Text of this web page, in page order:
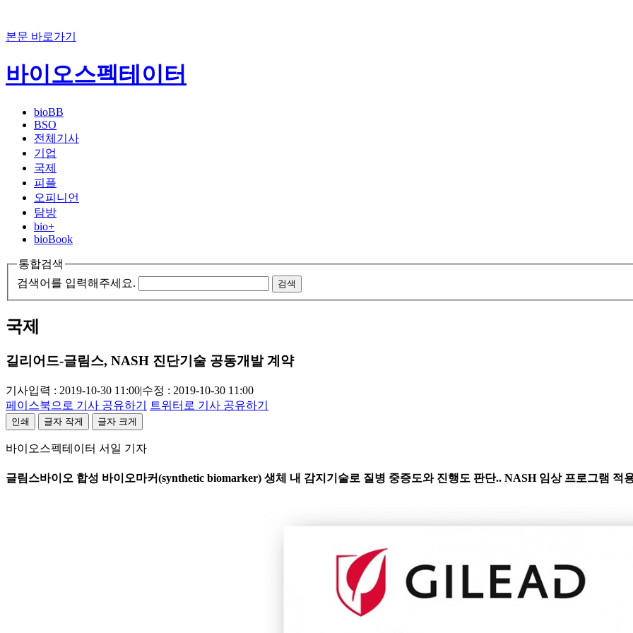
본문 바로가기
바이오스펙테이터
bioBB
BSO
전체기사
기업
국제
피플
오피니언
탐방
bio+
bioBook
통합검색
검색어를 입력해주세요.
검색
국제
길리어드-글림스, NASH 진단기술 공동개발 계약
기사입력 : 2019-10-30 11:00|수정 : 2019-10-30 11:00
페이스북으로 기사 공유하기
트위터로 기사 공유하기
인쇄 글자 작게 글자 크게
바이오스펙테이터 서일 기자
글림스바이오 합성 바이오마커(synthetic biomarker) 생체 내 감지기술로 질병 중증도와 진행도 판단.. NASH 임상 프로그램 적